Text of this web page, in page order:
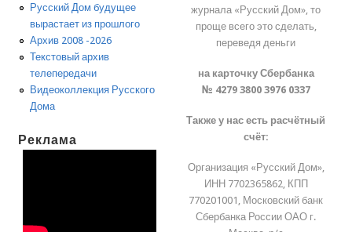
Русский Дом будущее
вырастает из прошлого
Архив 2008 -2026
Текстовый архив
телепередачи
Видеоколлекция Русского
Дома
Реклама
журнала «Русский Дом», то
проще всего это сделать,
переведя деньги
на карточку Сбербанка
№ 4279 3800 3976 0337
Также у нас есть расчётный
счёт:
Организация «Русский Дом»,
ИНН 7702365862, КПП
770201001, Московский банк
Сбербанка России ОАО г.